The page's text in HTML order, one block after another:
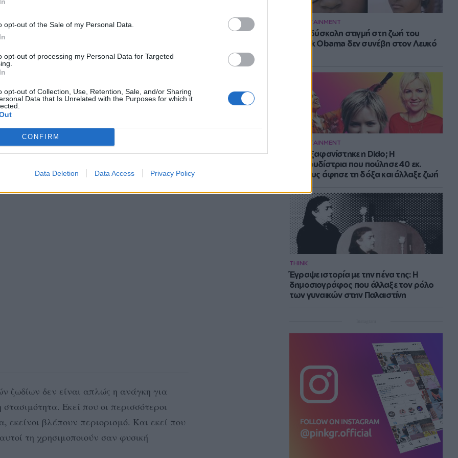
opt-out of the Sale of my Personal Data.
opt-out of processing my Personal Data for Targeted
opt-out of Collection, Use, Retention, Sale, and/or Sharing
Data that Is Unrelated with the Purposes for which it
CONFIRM
Data Deletion Data Access Privacy Policy
ENTERTAINMENT
Η πιο δύσκολη στιγμή στη ζωή του
Barack Obama δεν συνέβη στον Λευκό
ENTERTAINMENT
Πού εξαφανίστηκε η Dido; Η
τραγουδίστρια που πούλησε 40 εκ.
δίσκους άφησε τη δόξα και άλλαξε ζωή
THINK
Έγραψε ιστορία με την πένα της: Η
δημοσιογράφος που άλλαξε τον ρόλο
των γυναικών στην Παλαιστίνη
φεύγει για να ανακαλύψει έναν
σε αυτόν. Δεν τον ενδιαφέρει απλώς η
κανόνων. Μπορεί να εγκαταλείψει
αλλά επειδή αισθάνεται ότι δεν του
λειτουργεί αντισυμβατικά, συχνά
βήμα μπροστά από το κοινωνικά
ΔΙΑΦΗΜΙΣΗ
ζωδίων δεν είναι απλώς η ανάγκη για
Εκεί που οι περισσότεροι
εκείνοι βλέπουν περιορισμό. Και εκεί που
τη χρησιμοποιούν σαν φυσική